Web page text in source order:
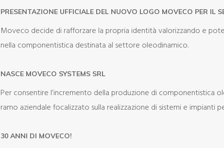
PRESENTAZIONE UFFICIALE DEL NUOVO LOGO MOVECO PER IL
Moveco decide di rafforzare la propria identità valorizzando e
nella componentistica destinata al settore oleodinamico.
NASCE MOVECO SYSTEMS SRL
Per consentire l’incremento della produzione di componentistica
ramo aziendale focalizzato sulla realizzazione di sistemi e impianti
30 ANNI DI MOVECO!